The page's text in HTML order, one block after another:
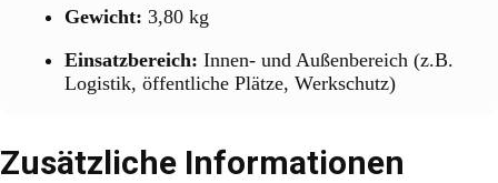
Gewicht: 3,80 kg
Einsatzbereich: Innen- und Außenbereich (z.B.
Logistik, öffentliche Plätze, Werkschutz)
Zusätzliche Informationen